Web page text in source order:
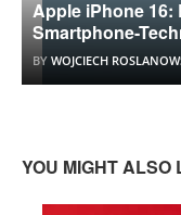
Apple iPhone
Smartphone-
BY WOJCIECH
YOU MIGHT ALSO